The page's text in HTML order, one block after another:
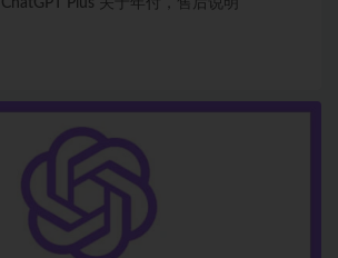
ChatGPT Plus 关于年付，售后说明